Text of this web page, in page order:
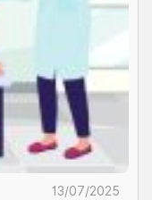
13/07/2025